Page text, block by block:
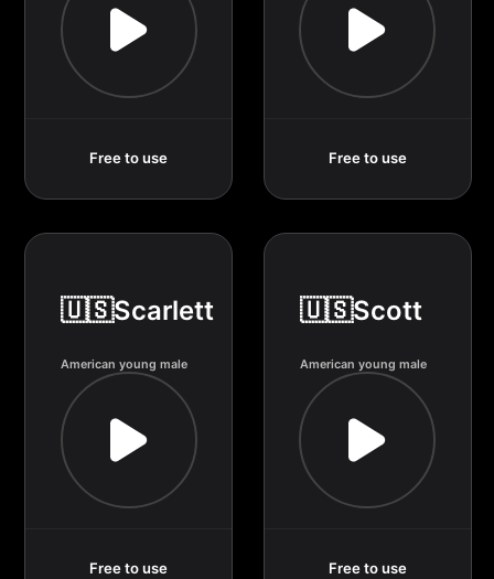
Free to use Free to use
🇺🇸Scarlett
American young male
Free to use
🇺🇸Scott
American young male
Free to use